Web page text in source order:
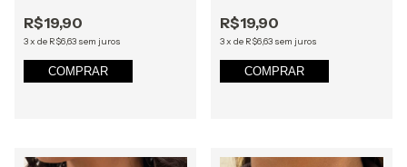
R$19,90
3x de R$6,63 sem juros
COMPRAR
R$19,90
3x de R$6,63 sem juros
COMPRAR